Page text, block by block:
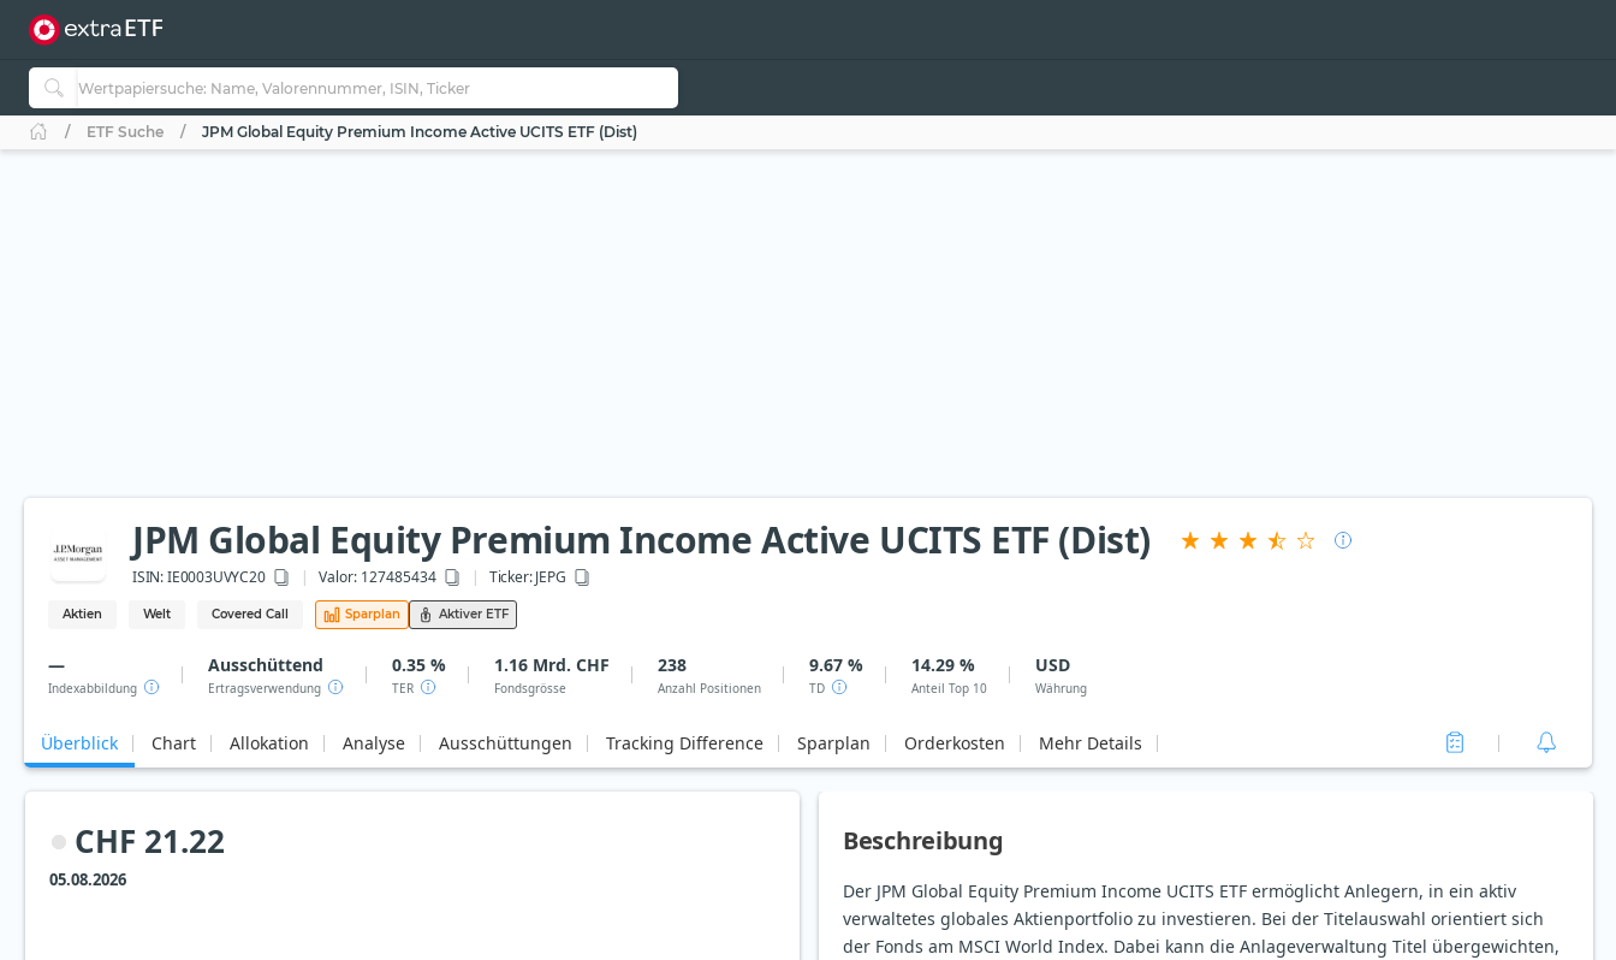
ETF Suche JPM Global Equity Premium Income Active UCITS ETF (Dist)
JPM Global Equity Premium Income Active UCITS ETF (Dist)
ISIN:IE0003UVYC20 Valor: 127485434 Ticker:JEPG
Aktien Welt Covered Call Sparplan Aktiver ETF
—
Indexabbildung
Ausschüttend
Ertragsverwendung
0.35 %
TER
1.16 Mrd. CHF
Fondsgrösse
238
Anzahl Positionen
9.67 %
TD
14.29 %
Anteil Top 10
USD
Währung
Überblick Chart Allokation Analyse Ausschüttungen Tracking Difference Sparplan Orderkosten Mehr Details
CHF 21.22
05.08.2026
Beschreibung
Der JPM Global Equity Premium Income UCITS ETF ermöglicht Anlegern, in ein aktiv
verwaltetes globales Aktienportfolio zu investieren. Bei der Titelauswahl orientiert sich
der Fonds am MSCI World Index. Dabei kann die Anlageverwaltung Titel übergewichten,